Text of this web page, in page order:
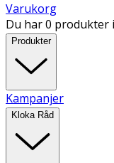
Varukorg
Du har 0 produkter
Produkter
Kampanjer
Kloka Råd